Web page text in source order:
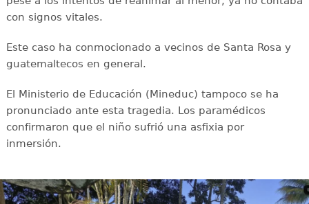
con signos vitales.
Este caso ha conmocionado a vecinos de Santa Rosa y
guatemaltecos en general.
El Ministerio de Educación (Mineduc) tampoco se ha
pronunciado ante esta tragedia. Los paramédicos
confirmaron que el niño sufrió una asfixia por
inmersión.